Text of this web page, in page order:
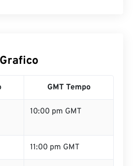
GMT Tempo
10:00 pm GMT
11:00 pm GMT